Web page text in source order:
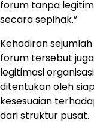
forum tanpa
secara sepihak.”
Kehadiran
forum tersebut
legitimasi
ditentukan oleh
kesesuaian
dari struktur pusat.